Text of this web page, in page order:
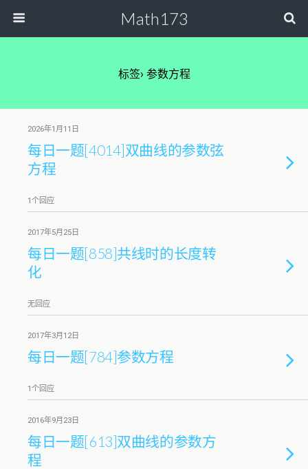
Math173
标签› 参数方程
2026年1月11日
每日一题[4014]双曲线的参数弦
方程
1个回应
2017年5月25日
每日一题[858]共线时的长度转
化
无回应
2017年3月12日
每日一题[784]参数方程
1个回应
2016年9月23日
每日一题[613]双曲线的参数方
程